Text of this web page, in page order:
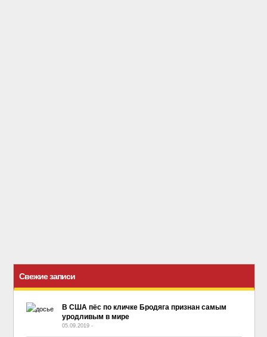
Свежие записи
В США пёс по кличке Бродяга признан самым
уродливым в мире
05.09.2019 -